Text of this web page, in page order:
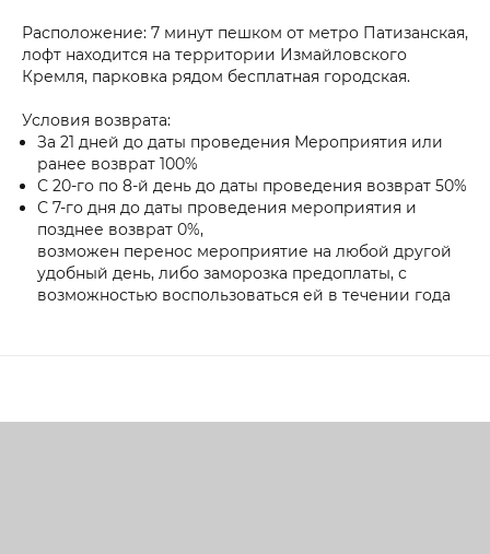
Расположение: 7 минут пешком от метро Патизанская,
лофт находится на территории Измайловского
Кремля, парковка рядом бесплатная городская.
Условия возврата:
За 21 дней до даты проведения Мероприятия или
ранее возврат 100%
С 20-го по 8-й день до даты проведения возврат 50%
С 7-го дня до даты проведения мероприятия и
позднее возврат 0%,
возможен перенос мероприятие на любой другой
удобный день, либо заморозка предоплаты, с
возможностью воспользоваться ей в течении года